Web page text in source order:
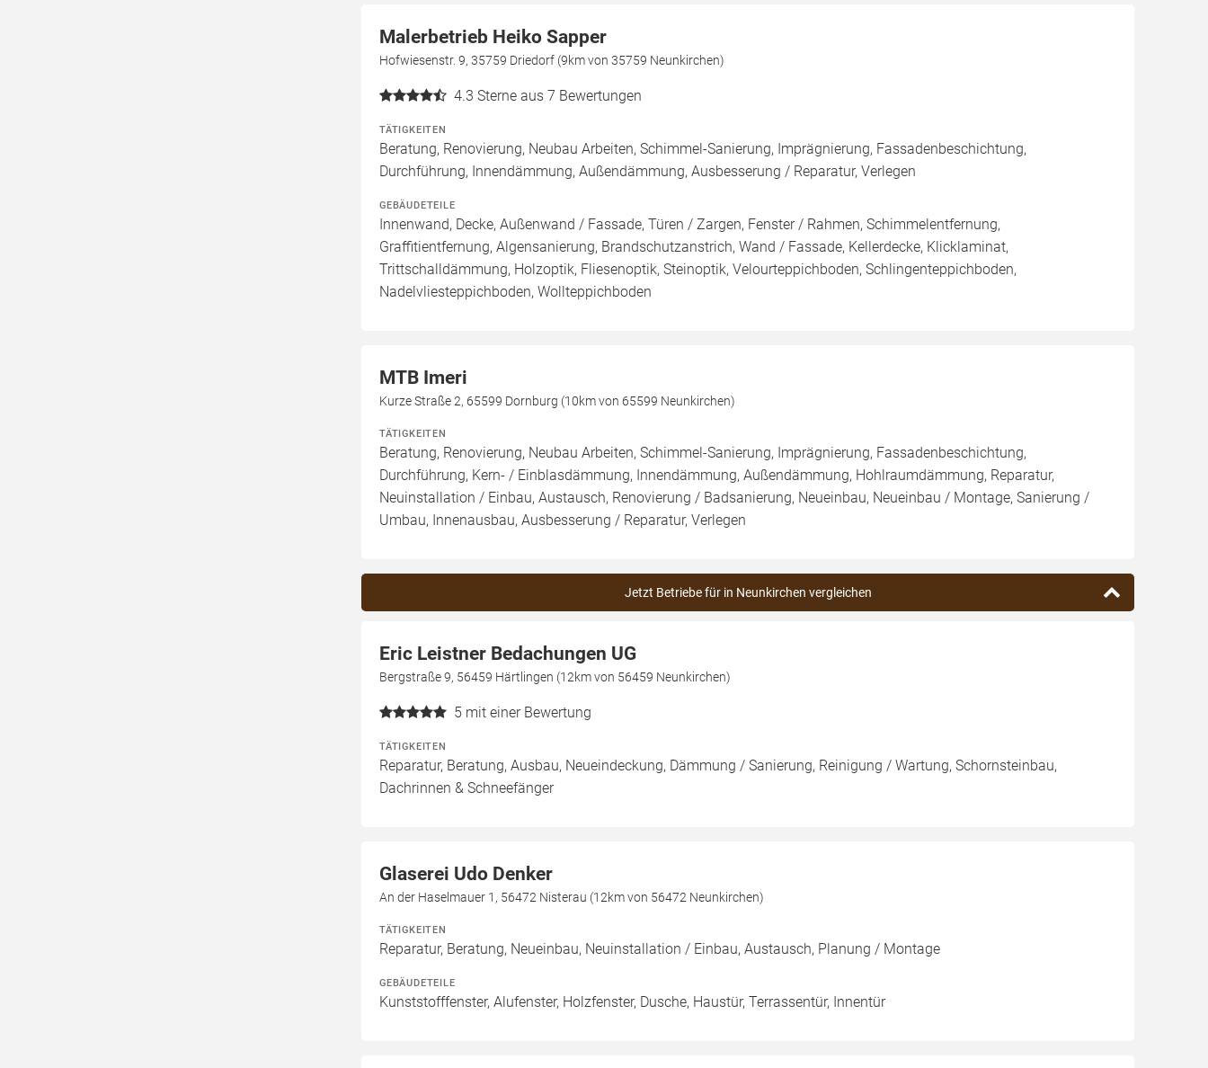
Malerbetrieb Heiko Sapper
Hofwiesenstr. 9, 35759 Driedorf (9km von 35759 Neunkirchen)
4.3 Sterne aus 7 Bewertungen
TÄTIGKEITEN
Beratung, Renovierung, Neubau Arbeiten, Schimmel-Sanierung, Imprägnierung, Fassadenbeschichtung,
Durchführung, Innendämmung, Außendämmung, Ausbesserung / Reparatur, Verlegen
GEBÄUDETEILE
Innenwand, Decke, Außenwand / Fassade, Türen / Zargen, Fenster / Rahmen, Schimmelentfernung,
Graffitientfernung, Algensanierung, Brandschutzanstrich, Wand / Fassade, Kellerdecke, Klicklaminat,
Trittschalldämmung, Holzoptik, Fliesenoptik, Steinoptik, Velourteppichboden, Schlingenteppichboden,
Nadelvliesteppichboden, Wollteppichboden
MTB Imeri
Kurze Straße 2, 65599 Dornburg (10km von 65599 Neunkirchen)
TÄTIGKEITEN
Beratung, Renovierung, Neubau Arbeiten, Schimmel-Sanierung, Imprägnierung, Fassadenbeschichtung,
Durchführung, Kern- / Einblasdämmung, Innendämmung, Außendämmung, Hohlraumdämmung, Reparatur,
Neuinstallation / Einbau, Austausch, Renovierung / Badsanierung, Neueinbau, Neueinbau / Montage, Sanierung /
Umbau, Innenausbau, Ausbesserung / Reparatur, Verlegen
Jetzt Betriebe für in Neunkirchen vergleichen
Eric Leistner Bedachungen UG
Bergstraße 9, 56459 Härtlingen (12km von 56459 Neunkirchen)
5 mit einer Bewertung
TÄTIGKEITEN
Reparatur, Beratung, Ausbau, Neueindeckung, Dämmung / Sanierung, Reinigung / Wartung, Schornsteinbau,
Dachrinnen & Schneefänger
Glaserei Udo Denker
An der Haselmauer 1, 56472 Nisterau (12km von 56472 Neunkirchen)
TÄTIGKEITEN
Reparatur, Beratung, Neueinbau, Neuinstallation / Einbau, Austausch, Planung / Montage
GEBÄUDETEILE
Kunststofffenster, Alufenster, Holzfenster, Dusche, Haustür, Terrassentür, Innentür